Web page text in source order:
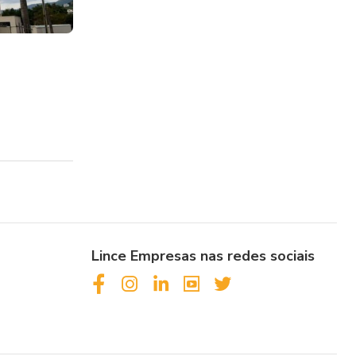
Lince Empresas nas redes sociais
facebook
instagram
linkedin
youtube
twitter